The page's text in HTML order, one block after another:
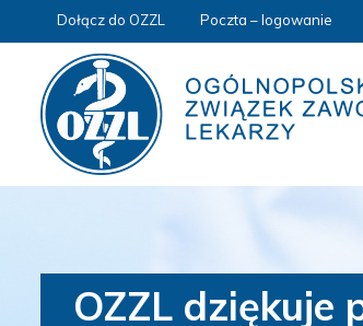
Dołącz do OZZL Poczta – logowanie
OZZL